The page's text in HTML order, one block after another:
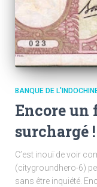
BANQUE DE
Encore
surchargé !
C’est inouï de voir
(citygroundhero-6)
sans être inquiété.